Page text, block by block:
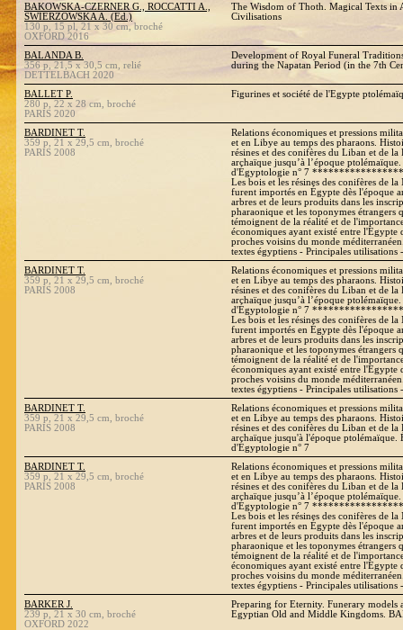
BAKOWSKA-CZERNER G., ROCCATTI A.,
SWIERZOWSKA A. (Ed.)
130 p, 15 pl, 21 x 30 cm, broché
OXFORD 2016
The Wisdom of Thoth. Magical Texts in
Civilisations
BALANDA B.
356 p, 21,5 x 30,5 cm, relié
DETTELBACH 2020
Development of Royal Funeral
during the Napatan Period (in the 7th
BALLET P.
280 p, 22 x 28 cm, broché
PARIS 2020
Figurines et société de l'Egypte
BARDINET T.
359 p, 21 x 29,5 cm, broché
PARIS 2008
Relations économiques et pressions
et en Libye au temps des pharaons.
résines et des conifères du Liban et de
archaïque jusqu’à l’époque
d'Égyptologie n° 7
Les bois et les résines des conifères de
furent importés en Égypte dès l'époque
arbres et de leurs produits dans les
pharaonique et les toponymes étrangers
témoignent de la réalité et de
économiques ayant existé entre l'Egypte
proches voisins du monde
textes égyptiens - Principales utilisations
BARDINET T.
359 p, 21 x 29,5 cm, broché
PARIS 2008
Relations économiques et pressions
et en Libye au temps des pharaons.
résines et des conifères du Liban et de
archaïque jusqu’à l’époque
d'Égyptologie n° 7
Les bois et les résines des conifères de
furent importés en Égypte dès l'époque
arbres et de leurs produits dans les
pharaonique et les toponymes étrangers
témoignent de la réalité et de
économiques ayant existé entre l'Egypte
proches voisins du monde
textes égyptiens - Principales utilisations
BARDINET T.
359 p, 21 x 29,5 cm, broché
PARIS 2008
Relations économiques et pressions
et en Libye au temps des pharaons.
résines et des conifères du Liban et de
archaïque jusqu'à l'époque ptolémaïque.
d'Égyptologie n° 7
BARDINET T.
359 p, 21 x 29,5 cm, broché
PARIS 2008
Relations économiques et pressions
et en Libye au temps des pharaons.
résines et des conifères du Liban et de
archaïque jusqu’à l’époque
d'Égyptologie n° 7
Les bois et les résines des conifères de
furent importés en Égypte dès l'époque
arbres et de leurs produits dans les
pharaonique et les toponymes étrangers
témoignent de la réalité et de
économiques ayant existé entre l'Egypte
proches voisins du monde
textes égyptiens - Principales utilisations
BARKER J.
239 p, 21 x 30 cm, broché
OXFORD 2022
Preparing for Eternity. Funerary models
Egyptian Old and Middle Kingdoms.